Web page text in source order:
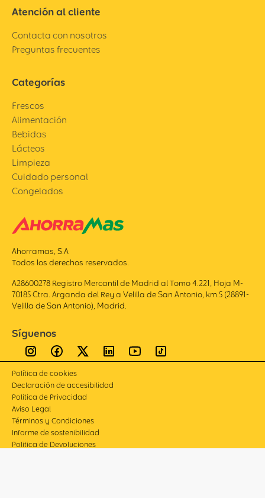
Atención al cliente
Contacta con nosotros
Preguntas frecuentes
Categorías
Frescos
Alimentación
Bebidas
Lácteos
Limpieza
Cuidado personal
Congelados
Ahorramas, S.A
Todos los derechos reservados.
A28600278 Registro Mercantil de Madrid al Tomo 4.221, Hoja M-
70185 Ctra. Arganda del Rey a Velilla de San Antonio, km.5 (28891-
Velilla de San Antonio), Madrid.
Síguenos
Política de cookies
Declaración de accesibilidad
Politica de Privacidad
Aviso Legal
Términos y Condiciones
Informe de sostenibilidad
Politica de Devoluciones